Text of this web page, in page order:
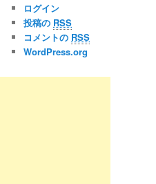
ログイン
投稿の RSS
コメントの RSS
WordPress.org